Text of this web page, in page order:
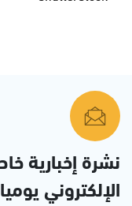
نشرة إخبارية
الإلكتروني يوميا